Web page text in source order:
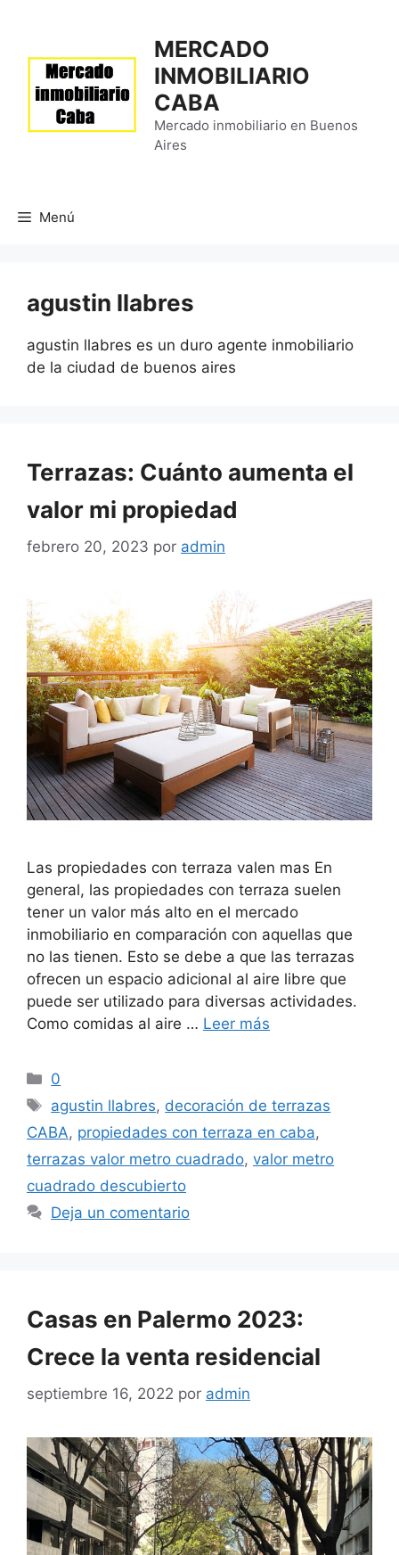
contenido
MERCADO
INMOBILIARIO
CABA
Mercado inmobiliario en Buenos
Aires
Menú
agustin llabres
agustin llabres es un duro agente inmobiliario
de la ciudad de buenos aires
Terrazas: Cuánto aumenta el
valor mi propiedad
febrero 20, 2023 por admin
Las propiedades con terraza valen mas En
general, las propiedades con terraza suelen
tener un valor más alto en el mercado
inmobiliario en comparación con aquellas que
no las tienen. Esto se debe a que las terrazas
ofrecen un espacio adicional al aire libre que
puede ser utilizado para diversas actividades.
Como comidas al aire … Leer más
Categorías
0
Etiquetas
agustin llabres, decoración de terrazas
CABA, propiedades con terraza en caba,
terrazas valor metro cuadrado, valor metro
cuadrado descubierto
Deja un comentario
Casas en Palermo 2023:
Crece la venta residencial
septiembre 16, 2022 por admin